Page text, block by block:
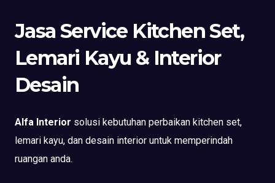
Jasa Service Kitchen Set,
Lemari Kayu & Interior
Desain
Alfa Interior solusi kebutuhan perbaikan kitchen set,
lemari kayu, dan desain interior untuk memperindah
ruangan anda.